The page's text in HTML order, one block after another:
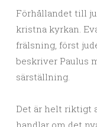
Förhållandet till
kristna kyrkan.
frälsning, först
beskriver Paulus
särställning.
Det är helt riktigt
handlar om det